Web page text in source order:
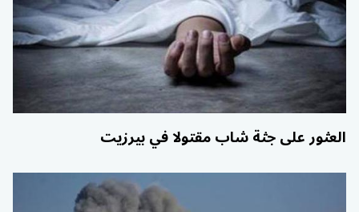
العثور على جثة شاب مقتولا في بيرزيت